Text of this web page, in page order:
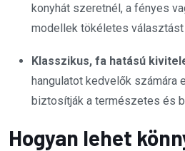
konyhát szeretnél, a fényes
modellek tökéletes választást
Klasszikus, fa hatású
hangulatot kedvelők számára
biztosítják a természetes és
Hogyan lehet